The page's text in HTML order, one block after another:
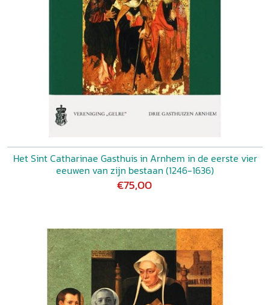
Het Sint Catharinae Gasthuis in Arnhem in de eerste vier
eeuwen van zijn bestaan (1246-1636)
€75,00